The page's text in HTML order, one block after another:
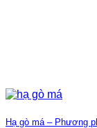
Hạ gò má – Phương